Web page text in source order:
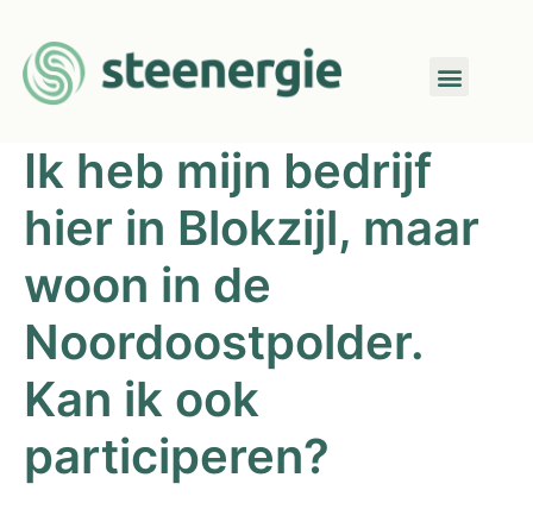
Ik heb mijn bedrijf
hier in Blokzijl, maar
woon in de
Noordoostpolder.
Kan ik ook
participeren?